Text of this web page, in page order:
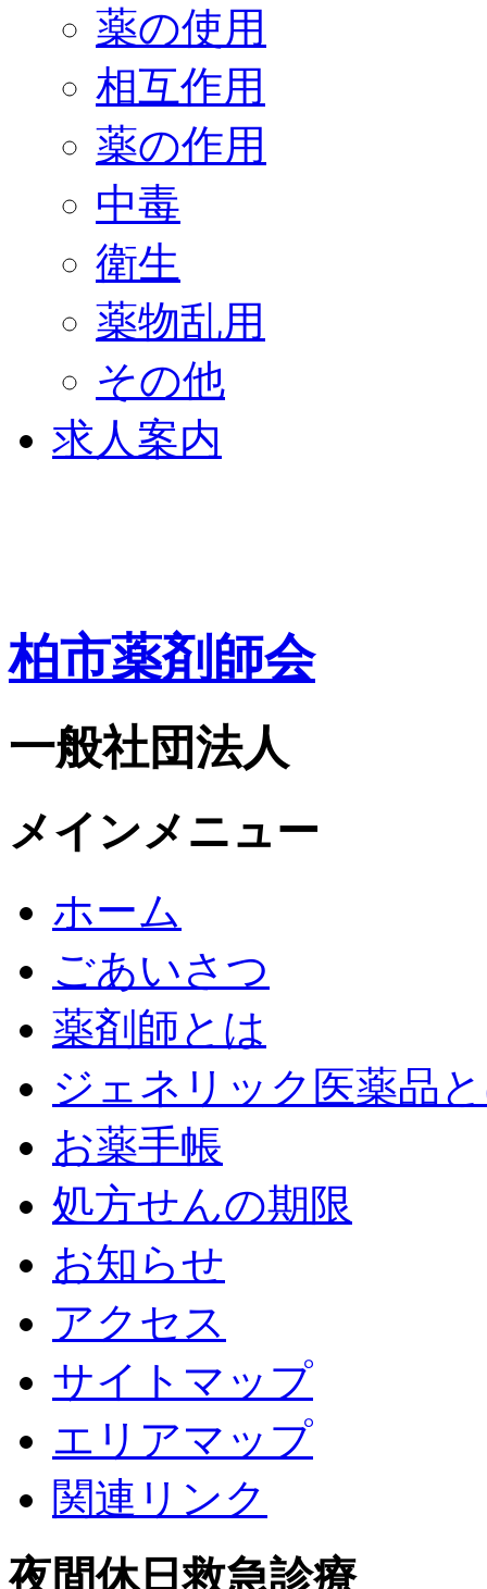
薬の使用
相互作用
薬の作用
中毒
衛生
薬物乱用
その他
求人案内
柏市薬剤師会
一般社団法人
メインメニュー
ホーム
ごあいさつ
薬剤師とは
ジェネリック医薬品
お薬手帳
処方せんの期限
お知らせ
アクセス
サイトマップ
エリアマップ
関連リンク
夜間休日救急診療